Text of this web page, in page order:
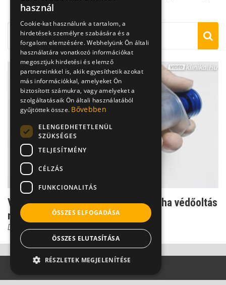
hasmenés
infektológus
Világutazók veszélyben: baj lehet, ha védőoltás
nélkül utazu...
Dr. Szlávik János
használ
Cookie-kat használunk a tartalom, a
hirdetések személyre szabására és a
forgalom elemzésére. Webhelyünk Ön általi
használatára vonatkozó információkat
megosztjuk hirdetési és elemző
partnereinkkel is, akik egyesíthetik azokat
más információkkal, amelyeket Ön
biztosított számukra, vagy amelyeket a
szolgáltatásaik Ön általi használatából
gyűjtöttek össze. Bővebben
ELENGEDHETETLENÜL
SZÜKSÉGES
TELJESÍTMÉNY
CÉLZÁS
FUNKCIONALITÁS
ÖSSZES ELFOGADÁSA
ÖSSZES ELUTASÍTÁSA
RÉSZLETEK MEGJELENÍTÉSE